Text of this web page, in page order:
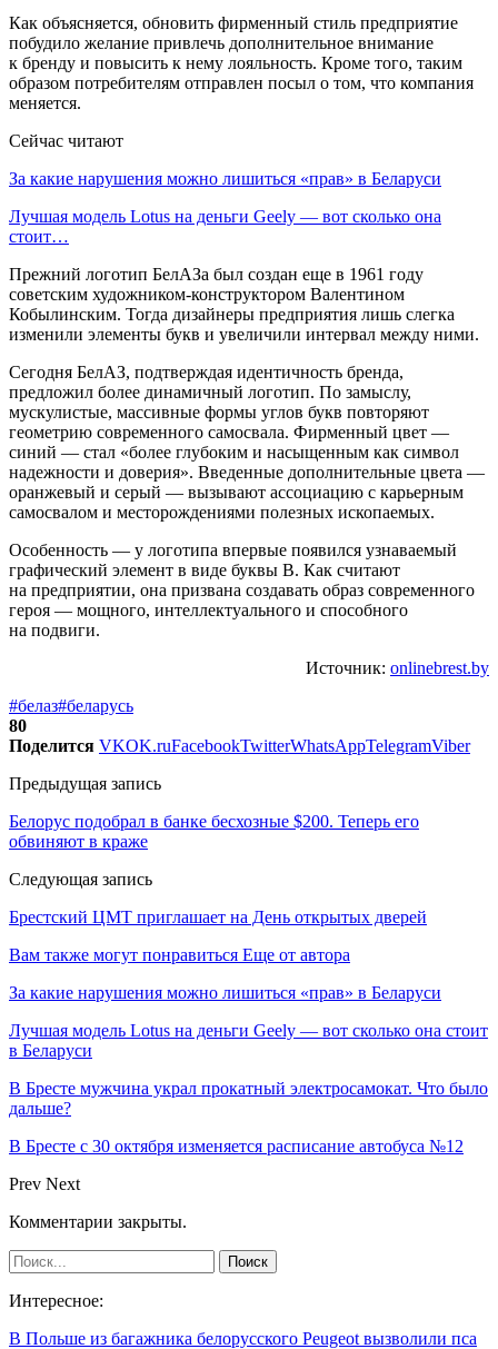
Как объясняется, обновить фирменный стиль предприятие
побудило желание привлечь дополнительное внимание
к бренду и повысить к нему лояльность. Кроме того, таким
образом потребителям отправлен посыл о том, что компания
меняется.
Сейчас читают
За какие нарушения можно лишиться «прав» в Беларуси
Лучшая модель Lotus на деньги Geely — вот сколько она
стоит…
Прежний логотип БелАЗа был создан еще в 1961 году
советским художником-конструктором Валентином
Кобылинским. Тогда дизайнеры предприятия лишь слегка
изменили элементы букв и увеличили интервал между ними.
Сегодня БелАЗ, подтверждая идентичность бренда,
предложил более динамичный логотип. По замыслу,
мускулистые, массивные формы углов букв повторяют
геометрию современного самосвала. Фирменный цвет —
синий — стал «более глубоким и насыщенным как символ
надежности и доверия». Введенные дополнительные цвета —
оранжевый и серый — вызывают ассоциацию с карьерным
самосвалом и месторождениями полезных ископаемых.
Особенность — у логотипа впервые появился узнаваемый
графический элемент в виде буквы B. Как считают
на предприятии, она призвана создавать образ современного
героя — мощного, интеллектуального и способного
на подвиги.
Источник: onlinebrest.by
#белаз#беларусь
80
Поделится VKOK.ruFacebookTwitterWhatsAppTelegramViber
Предыдущая запись
Белорус подобрал в банке бесхозные $200. Теперь его
обвиняют в краже
Следующая запись
Брестский ЦМТ приглашает на День открытых дверей
Вам также могут понравиться Еще от автора
За какие нарушения можно лишиться «прав» в Беларуси
Лучшая модель Lotus на деньги Geely — вот сколько она стоит
в Беларуси
В Бресте мужчина украл прокатный электросамокат. Что было
дальше?
В Бресте с 30 октября изменяется расписание автобуса №12
Prev Next
Комментарии закрыты.
Интересное:
В Польше из багажника белорусского Peugeot вызволили пса